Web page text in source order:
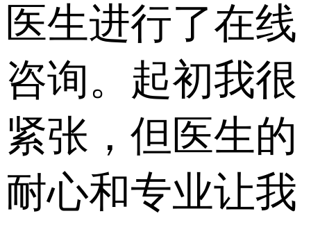
医生进行了在线
咨询。起初我很
紧张，但医生的
耐心和专业让我